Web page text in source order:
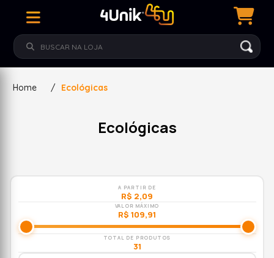
Home / Ecológicas
Ecológicas
A PARTIR DE
R$ 2,09
VALOR MÁXIMO
R$ 109,91
TOTAL DE PRODUTOS
31